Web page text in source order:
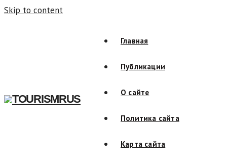
Skip to content
TOURISMRUS
Главная
Публикации
О сайте
Политика сайта
Карта сайта